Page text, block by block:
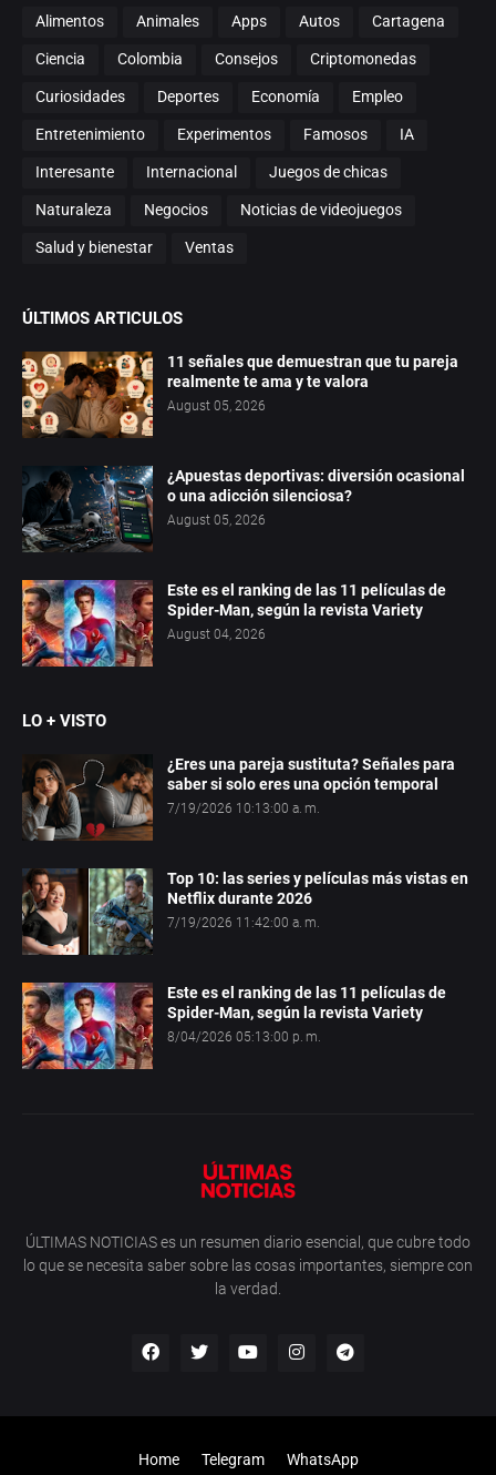
Alimentos Animales Apps Autos Cartagena
Ciencia Colombia Consejos Criptomonedas
Curiosidades Deportes Economía Empleo
Entretenimiento Experimentos Famosos IA
Interesante Internacional Juegos de chicas
Naturaleza Negocios Noticias de videojuegos
Salud y bienestar Ventas
ÚLTIMOS ARTICULOS
11 señales que demuestran que tu pareja
realmente te ama y te valora
August 05, 2026
¿Apuestas deportivas: diversión ocasional
o una adicción silenciosa?
August 05, 2026
Este es el ranking de las 11 películas de
Spider-Man, según la revista Variety
August 04, 2026
LO + VISTO
¿Eres una pareja sustituta? Señales para
saber si solo eres una opción temporal
7/19/2026 10:13:00 a. m.
Top 10: las series y películas más vistas en
Netflix durante 2026
7/19/2026 11:42:00 a. m.
Este es el ranking de las 11 películas de
Spider-Man, según la revista Variety
8/04/2026 05:13:00 p. m.
ÚLTIMAS NOTICIAS es un resumen diario esencial, que cubre todo
lo que se necesita saber sobre las cosas importantes, siempre con
la verdad.
Home Telegram WhatsApp